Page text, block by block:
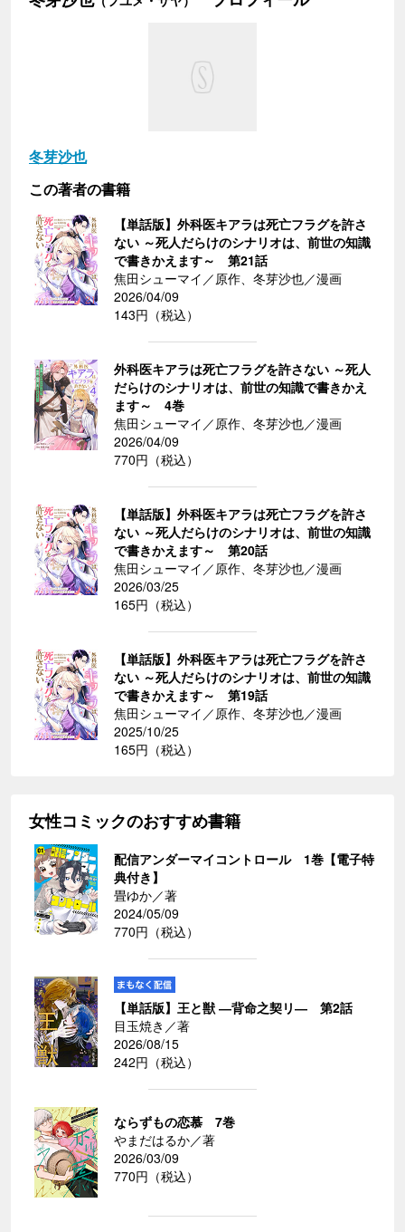
冬芽沙也
この著者の書籍
【単話版】外科医キアラは死亡フラグを許さ
ない ～死人だらけのシナリオは、前世の知識
で書きかえます～ 第21話
焦田シューマイ／原作、冬芽沙也／漫画
2026/04/09
143円（税込）
外科医キアラは死亡フラグを許さない ～死人
だらけのシナリオは、前世の知識で書きかえ
ます～ 4巻
焦田シューマイ／原作、冬芽沙也／漫画
2026/04/09
770円（税込）
【単話版】外科医キアラは死亡フラグを許さ
ない ～死人だらけのシナリオは、前世の知識
で書きかえます～ 第20話
焦田シューマイ／原作、冬芽沙也／漫画
2026/03/25
165円（税込）
【単話版】外科医キアラは死亡フラグを許さ
ない ～死人だらけのシナリオは、前世の知識
で書きかえます～ 第19話
焦田シューマイ／原作、冬芽沙也／漫画
2025/10/25
165円（税込）
女性コミックのおすすめ書籍
配信アンダーマイコントロール 1巻【電子特
典付き】
畳ゆか／著
2024/05/09
770円（税込）
【単話版】王と獣 ―背命之契リ― 第2話
目玉焼き／著
2026/08/15
242円（税込）
ならずもの恋慕 7巻
やまだはるか／著
2026/03/09
770円（税込）